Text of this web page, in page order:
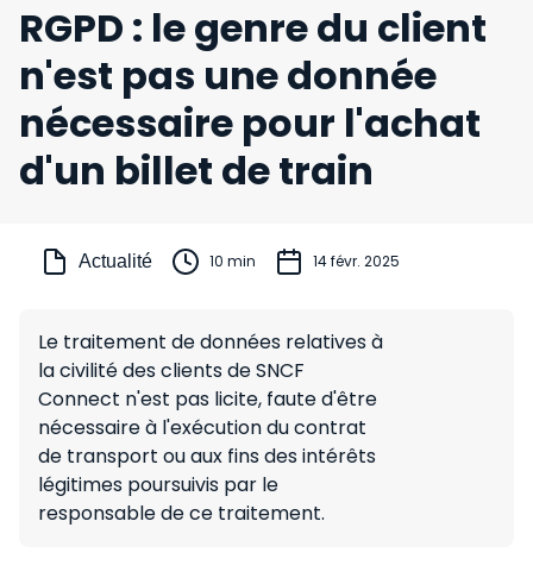
RGPD : le genre du client
n'est pas une donnée
nécessaire pour l'achat
d'un billet de train
Actualité 10 min 14 févr. 2025
Le traitement de données relatives à
la civilité des clients de SNCF
Connect n'est pas licite, faute d'être
nécessaire à l'exécution du contrat
de transport ou aux fins des intérêts
légitimes poursuivis par le
responsable de ce traitement.